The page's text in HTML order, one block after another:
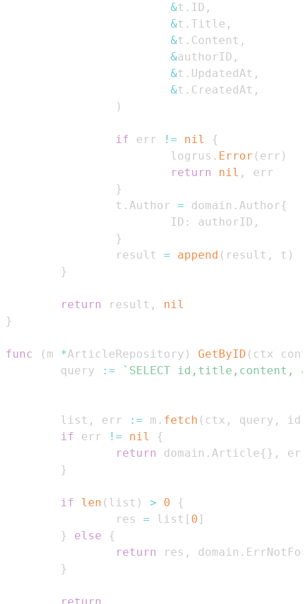
&t . ID ,
&t . Title ,
&t . Content ,
&authorID ,
&t . UpdatedAt ,
&t . CreatedAt ,
)
if err != nil
{
                        logrus
. Error ( err )
return
nil ,
}
                t
. Author = domain . Author{
                        ID
: authorID ,
}
                result
= append ( result , t )
}
return result ,
nil
}
func ( m *ArticleRepository ) GetByID ( ctx
        query
:=
        list
, err := m . fetch ( ctx , query , id
if err != nil
{
return
domain . Article{ } ,
}
if len ( list ) > 0
{
                res
= list [ 0 ]
}
else
{
return
res , domain .
}